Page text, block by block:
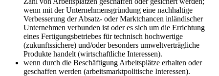
wenn mit der Unternehmensgründung eine nachhaltige
Verbesserung der Absatz- oder Marktchancen inländischer
Unternehmen verbunden ist oder es sich um die Errichtung
eines Fertigungsbetriebes für technisch hochwertige
(zukunftssichere) und/oder besonders umweltverträgliche
Produkte handelt (wirtschaftliche Interessen).
wenn durch die Beschäftigung Arbeitsplätze erhalten oder
geschaffen werden (arbeitsmarktpolitische Interessen).